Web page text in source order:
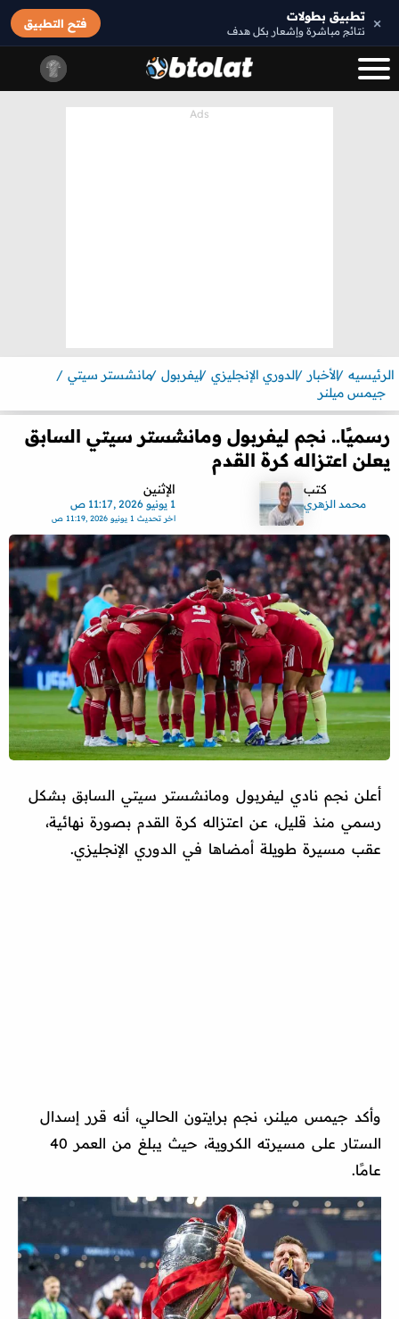
× تطبيق بطولات
نتائج مباشرة وإشعار بكل هدف
فتح التطبيق
الرئيسيه الأخبار الدوري الإنجليزي ليفربول مانشستر سيتي
جيمس ميلنر
رسميًا.. نجم ليفربول ومانشستر سيتي السابق
يعلن اعتزاله كرة القدم
كتب
محمد الزهري
الإثنين
1 يونيو 2026 ,11:17 ص
اخر تحديث 1 يونيو 2026 ,11:19 ص
أعلن نجم نادي ليفربول ومانشستر سيتي السابق بشكل
رسمي منذ قليل، عن اعتزاله كرة القدم بصورة نهائية،
عقب مسيرة طويلة أمضاها في الدوري الإنجليزي.
وأكد جيمس ميلنر، نجم برايتون الحالي، أنه قرر إسدال
الستار على مسيرته الكروية، حيث يبلغ من العمر 40
عامًا.